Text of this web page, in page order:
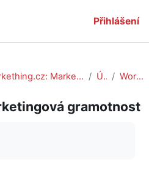
Přihlášení
Markething.cz: Marketingová gramotnost Úvod Workshopy
gramotnost